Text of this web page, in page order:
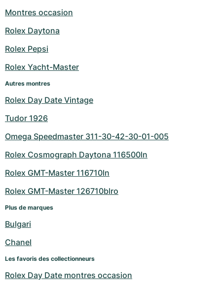
Montres occasion
Rolex Daytona
Rolex Pepsi
Rolex Yacht-Master
Autres montres
Rolex Day Date Vintage
Tudor 1926
Omega Speedmaster 311-30-42-30-01-005
Rolex Cosmograph Daytona 116500ln
Rolex GMT-Master 116710ln
Rolex GMT-Master 126710blro
Plus de marques
Bulgari
Chanel
Les favoris des collectionneurs
Rolex Day Date montres occasion